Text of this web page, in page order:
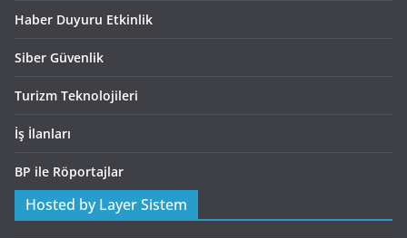
Haber Duyuru Etkinlik
Siber Güvenlik
Turizm Teknolojileri
İş İlanları
BP ile Röportajlar
Hosted by Layer Sistem